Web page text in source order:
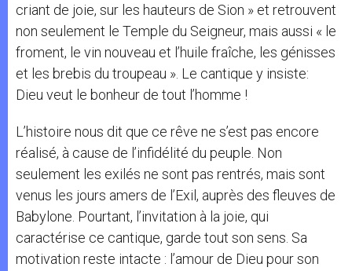
criant de joie, sur les hauteurs de Sion » et retrouvent
non seulement le Temple du Seigneur, mais aussi « le
froment, le vin nouveau et l’huile fraîche, les génisses
et les brebis du troupeau ». Le cantique y insiste:
Dieu veut le bonheur de tout l’homme !
L’histoire nous dit que ce rêve ne s’est pas encore
réalisé, à cause de l’infidélité du peuple. Non
seulement les exilés ne sont pas rentrés, mais sont
venus les jours amers de l’Exil, auprès des fleuves de
Babylone. Pourtant, l’invitation à la joie, qui
caractérise ce cantique, garde tout son sens. Sa
motivation reste intacte : l’amour de Dieu pour son